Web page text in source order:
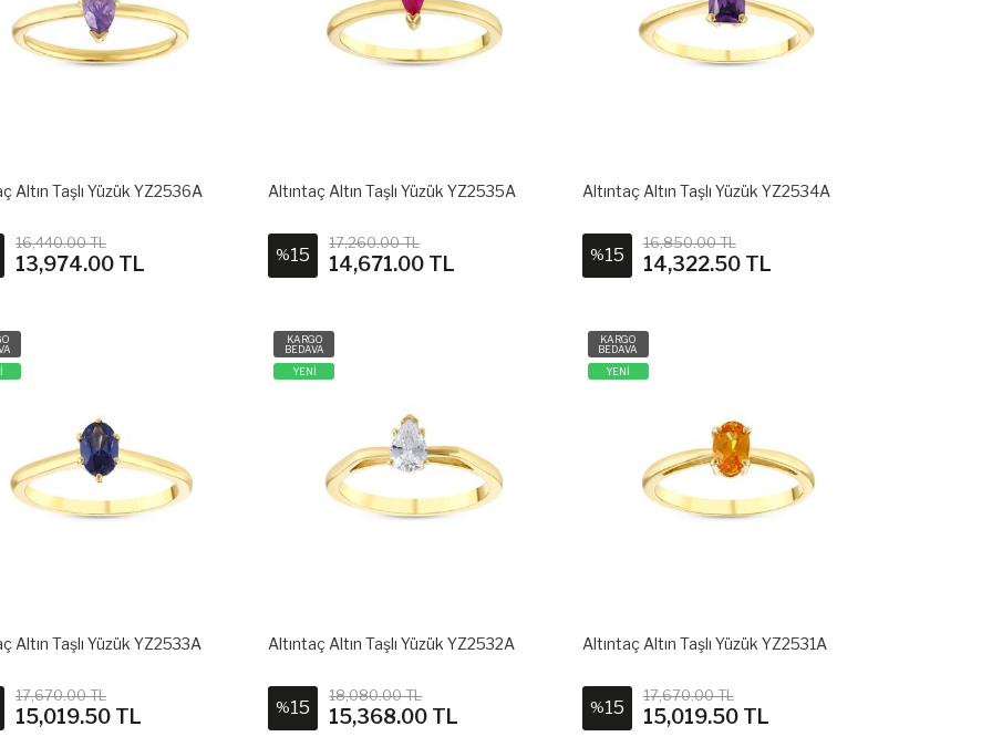
Altın Taşlı Yüzük YZ2536A
16,440.00 TL
13,974.00 TL
Altıntaç Altın Taşlı Yüzük YZ2535A
%15
17,260.00 TL
14,671.00 TL
Altıntaç Altın Taşlı Yüzük YZ2534A
%15
16,850.00 TL
14,322.50 TL
Altın Taşlı Yüzük YZ2533A
17,670.00 TL
15,019.50 TL
KARGO
BEDAVA
YENİ
Altıntaç Altın Taşlı Yüzük YZ2532A
%15
18,080.00 TL
15,368.00 TL
KARGO
BEDAVA
YENİ
Altıntaç Altın Taşlı Yüzük YZ2531A
%15
17,670.00 TL
15,019.50 TL